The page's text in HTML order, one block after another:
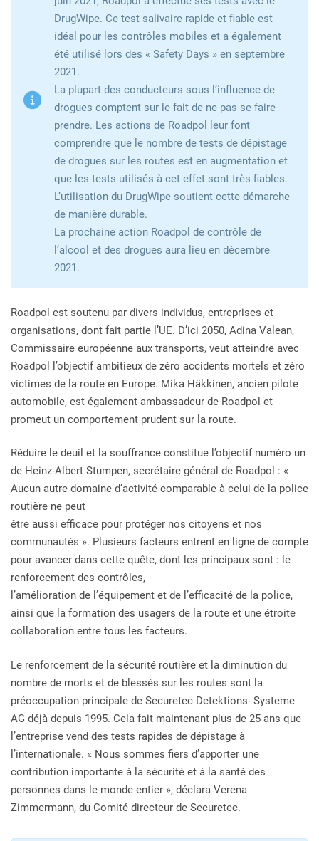
DrugWipe. Ce test salivaire rapide et fiable est
idéal pour les contrôles mobiles et a également
été utilisé lors des « Safety Days » en septembre
2021.
La plupart des conducteurs sous l’influence de
drogues comptent sur le fait de ne pas se faire
prendre. Les actions de Roadpol leur font
comprendre que le nombre de tests de dépistage
de drogues sur les routes est en augmentation et
que les tests utilisés à cet effet sont très fiables.
L’utilisation du DrugWipe soutient cette démarche
de manière durable.
La prochaine action Roadpol de contrôle de
l’alcool et des drogues aura lieu en décembre
2021.
Roadpol est soutenu par divers individus, entreprises et
organisations, dont fait partie l’UE. D’ici 2050, Adina Valean,
Commissaire européenne aux transports, veut atteindre avec
Roadpol l’objectif ambitieux de zéro accidents mortels et zéro
victimes de la route en Europe. Mika Häkkinen, ancien pilote
automobile, est également ambassadeur de Roadpol et
promeut un comportement prudent sur la route.
Réduire le deuil et la souffrance constitue l’objectif numéro un
de Heinz-Albert Stumpen, secrétaire général de Roadpol : «
Aucun autre domaine d’activité comparable à celui de la police
routière ne peut
être aussi efficace pour protéger nos citoyens et nos
communautés ». Plusieurs facteurs entrent en ligne de compte
pour avancer dans cette quête, dont les principaux sont : le
renforcement des contrôles,
l’amélioration de l’équipement et de l’efficacité de la police,
ainsi que la formation des usagers de la route et une étroite
collaboration entre tous les facteurs.
Le renforcement de la sécurité routière et la diminution du
nombre de morts et de blessés sur les routes sont la
préoccupation principale de Securetec Detektions- Systeme
AG déjà depuis 1995. Cela fait maintenant plus de 25 ans que
l’entreprise vend des tests rapides de dépistage à
l’internationale. « Nous sommes fiers d’apporter une
contribution importante à la sécurité et à la santé des
personnes dans le monde entier », déclara Verena
Zimmermann, du Comité directeur de Securetec.